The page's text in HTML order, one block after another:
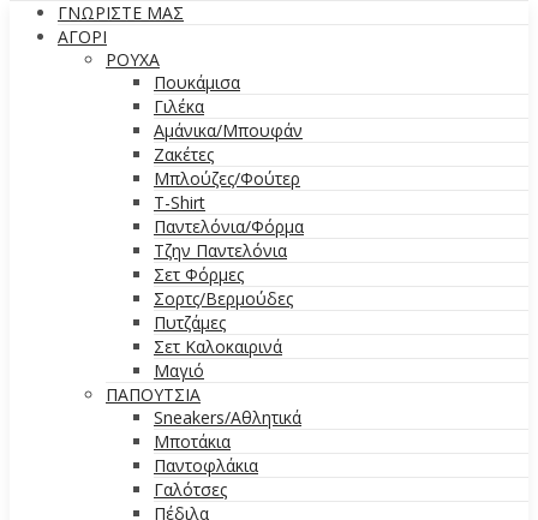
ΓΝΩΡΙΣΤΕ ΜΑΣ
ΑΓΟΡΙ
ΡΟΥΧΑ
Πουκάμισα
Γιλέκα
Αμάνικα/Μπουφάν
Ζακέτες
Μπλούζες/Φούτερ
T-Shirt
Παντελόνια/Φόρμα
Τζην Παντελόνια
Σετ Φόρμες
Σορτς/Βερμούδες
Πυτζάμες
Σετ Καλοκαιρινά
Μαγιό
ΠΑΠΟΥΤΣΙΑ
Sneakers/Aθλητικά
Μποτάκια
Παντοφλάκια
Γαλότσες
Πέδιλα